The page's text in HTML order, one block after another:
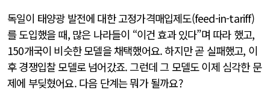
독일이 태양광 발전에 대한 고정가격매입제도(feed-in-tariff)
를 도입했을 때, 많은 나라들이 “이건 효과 있다”며 따라 했고,
150개국이 비슷한 모델을 채택했어요. 하지만 곧 실패했고, 이
후 경쟁입찰 모델로 넘어갔죠. 그런데 그 모델도 이제 심각한 문
제에 부딪혔어요. 다음 단계는 뭐가 될까요?